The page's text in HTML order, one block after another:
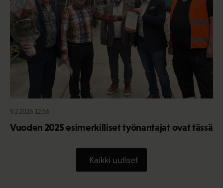
9.2.2026 12:56
Vuoden 2025 esimerkilliset työnantajat ovat tässä
Kaikki uutiset